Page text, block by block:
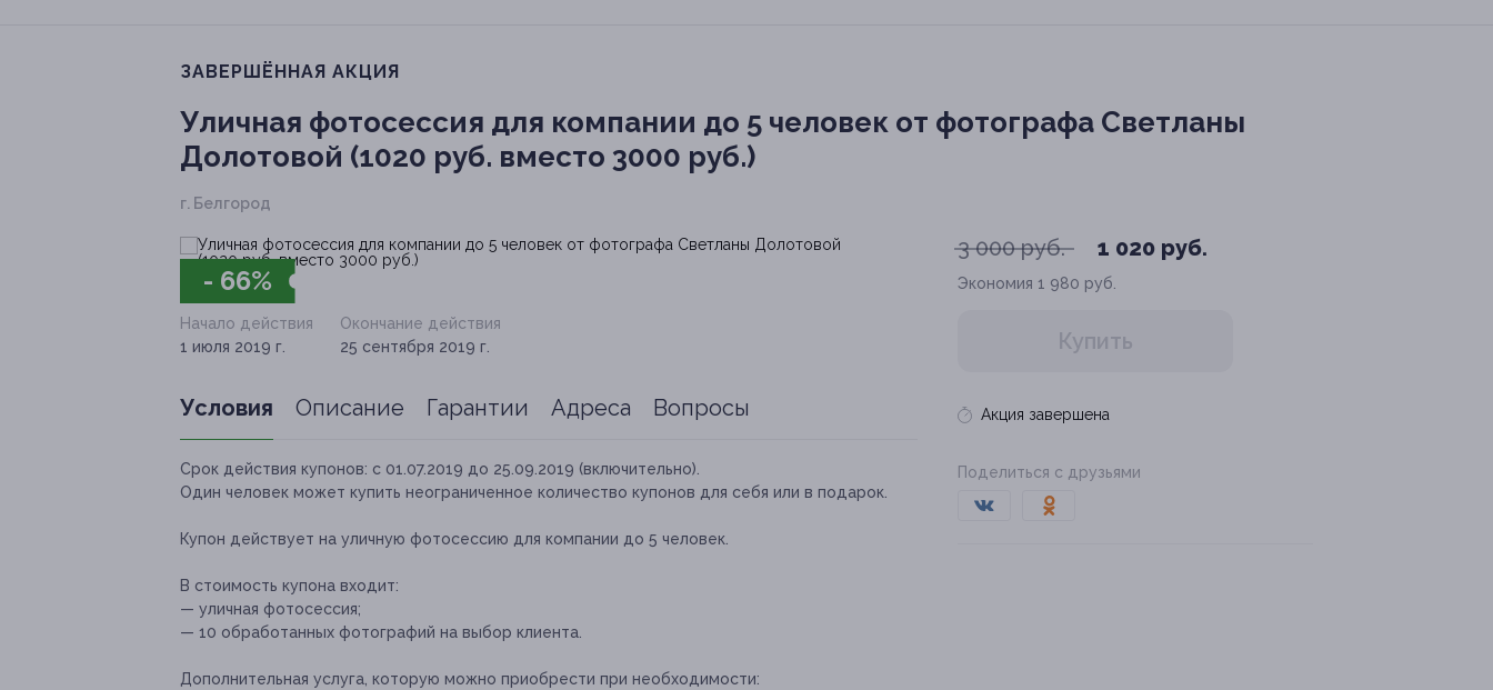
ЗАВЕРШЁННАЯ АКЦИЯ
Уличная фотосессия для компании до 5 человек от фотографа Светланы
Долотовой (1020 руб. вместо 3000 руб.)
г. Белгород
- 66%
3 000 руб. 1 020 руб.
Экономия 1 980 руб.
Купить
Акция завершена
Поделиться с друзьями
Начало действия
1 июля 2019 г.
Окончание действия
25 сентября 2019 г.
Условия Описание Гарантии Адреса Вопросы
Срок действия купонов: с 01.07.2019 до 25.09.2019 (включительно).
Один человек может купить неограниченное количество купонов для себя или в подарок.
Купон действует на уличную фотосессию для компании до 5 человек.
В стоимость купона входит:
— уличная фотосессия;
— 10 обработанных фотографий на выбор клиента.
Дополнительная услуга, которую можно приобрести при необходимости: